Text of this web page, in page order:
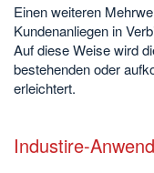
Einen weiteren
Kundenanliegen in
Auf diese Weise wird
bestehenden oder
erleichtert.
Industire-